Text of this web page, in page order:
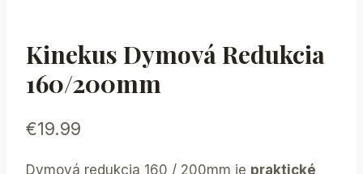
Kinekus Dymová Redukcia
160/200mm
€19.99
Dymová redukcia 160 / 200mm je praktické